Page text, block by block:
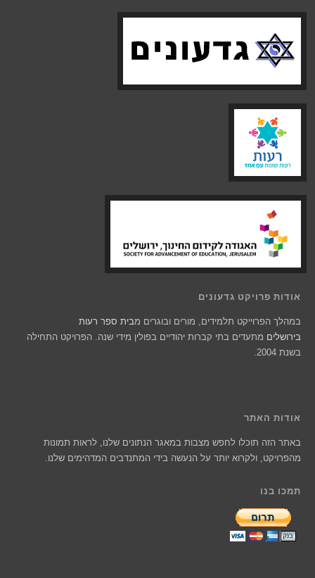
אודות פרויקט גדעונים
במהלך הפרוייקט תלמידים, מורים ובוגרים מבית ספר רעות
בירושלים מתעדים בתי קברות יהודיים בפולין מידי שנה. הפרויקט התחילה
בשנת 2004.
אודות האתר
באתר הזה תוכלו לחפש מצבות במאגר הנתונים שלנו, לראות תמונות
מהפרויקט, ולקרוא יותר על הנעשה בידי המתנדבים המדהימים שלנו.
תמכו בנו